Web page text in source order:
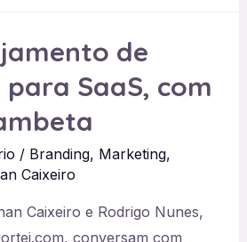
de
SaaS, com
/ Branding, Marketing,
Caixeiro
Caixeiro e Rodrigo Nunes,
conversam com